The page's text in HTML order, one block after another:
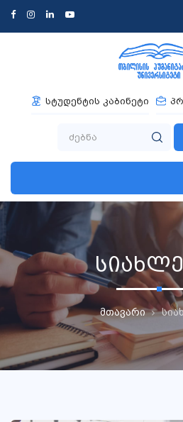
სტუდენტის კაბინეტი
მთავარი